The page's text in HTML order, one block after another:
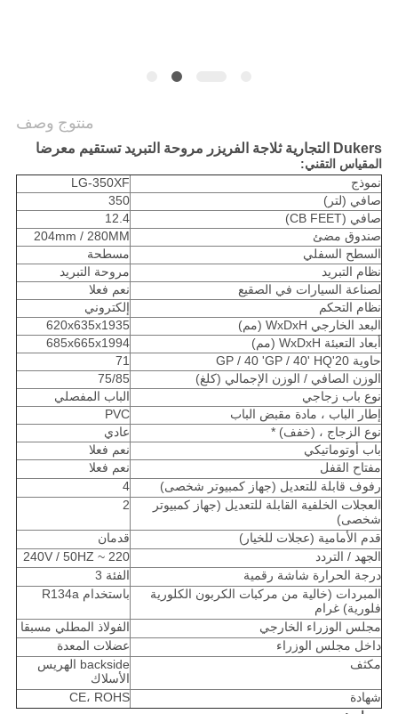
منتوج وصف
Dukers التجارية ثلاجة الفريزر مروحة التبريد تستقيم معرضا
المقياس التقني:
نموذج
LG-350XF
صافي (لتر)
350
صافي (CB FEET)
12.4
صندوق مضئ
204mm / 280MM
السطح السفلي
مسطحة
نظام التبريد
مروحة التبريد
لصناعة السيارات في الصقيع
نعم فعلا
نظام التحكم
إلكتروني
البعد الخارجي WxDxH (مم)
620x635x1935
أبعاد التعبئة WxDxH (مم)
685x665x1994
حاوية 20'GP / 40 'GP / 40' HQ
71
الوزن الصافي / الوزن الإجمالي (كلغ)
75/85
نوع باب زجاجي
الباب المفصلي
إطار الباب ، مادة مقبض الباب
PVC
نوع الزجاج ، (خفف) *
عادي
باب أوتوماتيكي
نعم فعلا
مفتاح القفل
نعم فعلا
رفوف قابلة للتعديل (جهاز كمبيوتر شخصى)
4
العجلات الخلفية القابلة للتعديل (جهاز كمبيوتر
شخصى)
2
قدم الأمامية (عجلات للخيار)
قدمان
الجهد / التردد
220 ~ 240V / 50HZ
درجة الحرارة شاشة رقمية
الفئة 3
المبردات (خالية من مركبات الكربون الكلورية
فلورية) غرام
باستخدام R134a
مجلس الوزراء الخارجي
الفولاذ المطلي مسبقا
داخل مجلس الوزراء
عضلات المعدة
مكثف
backside الهريس
الأسلاك
شهادة
CE، ROHS